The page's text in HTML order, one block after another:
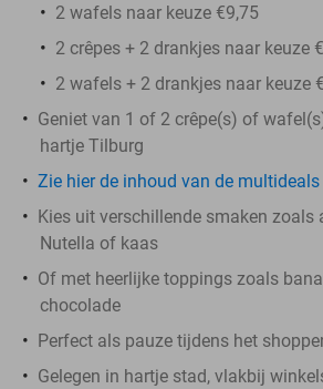
2 wafels naar keuze €9,75
2 crêpes + 2 drankjes naar keuze
2 wafels + 2 drankjes naar keuze
Geniet van 1 of 2 crêpe(s) of
hartje Tilburg
Zie hier de inhoud van de multideals
Kies uit verschillende smaken zoals
Nutella of kaas
Of met heerlijke toppings zoals
chocolade
Perfect als pauze tijdens het
Gelegen in hartje stad, vlakbij